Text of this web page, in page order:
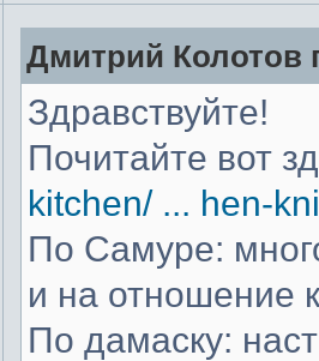
Дмитрий Колотов
Здравствуйте!
Почитайте вот
kitchen/ ... hen-
По Самуре:
и на отношение
По дамаску: